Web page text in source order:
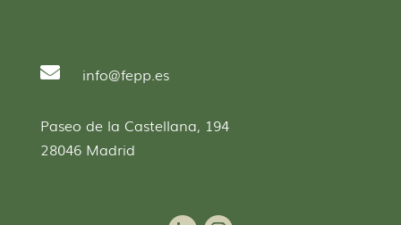
 info@fepp.es
Paseo de la Castellana, 194
28046 Madrid